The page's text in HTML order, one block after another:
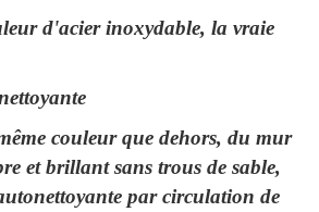
d'acier inoxydable, la vraie
couleur que dehors, du mur
et brillant sans trous de sable,
par circulation de